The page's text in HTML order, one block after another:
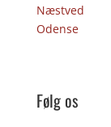
Næstved
Odense
Følg os